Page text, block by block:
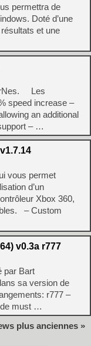
permettra de
Doté d’une
et une
Les
speed increase –
an additional
– …
vous permet
d’un
Xbox 360,
– Custom
v0.3a r777
par Bart
sa version de
r777 –
must …
plus anciennes »